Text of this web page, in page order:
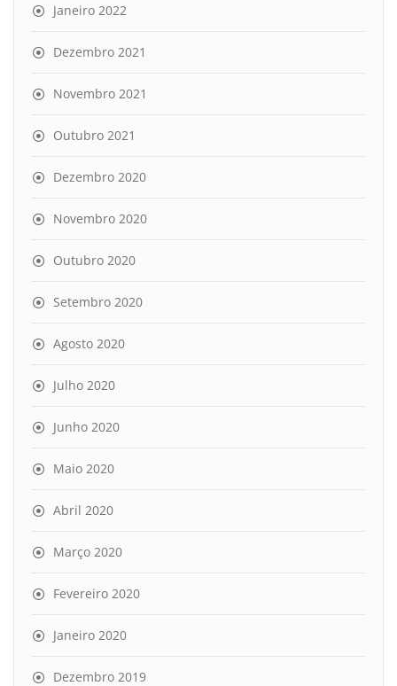
Janeiro 2022
Dezembro 2021
Novembro 2021
Outubro 2021
Dezembro 2020
Novembro 2020
Outubro 2020
Setembro 2020
Agosto 2020
Julho 2020
Junho 2020
Maio 2020
Abril 2020
Março 2020
Fevereiro 2020
Janeiro 2020
Dezembro 2019